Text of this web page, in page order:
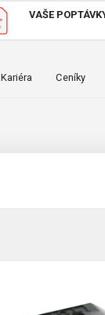
VAŠE
Kariéra Ceníky